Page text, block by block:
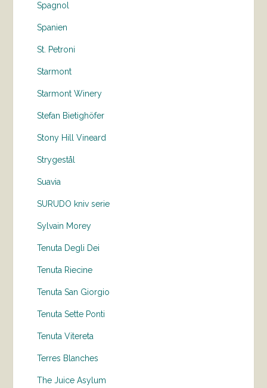
Spagnol
Spanien
St. Petroni
Starmont
Starmont Winery
Stefan Bietighöfer
Stony Hill Vineard
Strygestål
Suavia
SURUDO kniv serie
Sylvain Morey
Tenuta Degli Dei
Tenuta Riecine
Tenuta San Giorgio
Tenuta Sette Ponti
Tenuta Vitereta
Terres Blanches
The Juice Asylum